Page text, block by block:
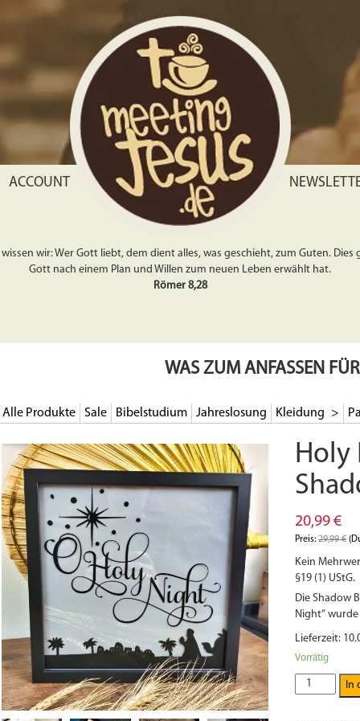
ACCOUNT
wissen wir: Wer Gott liebt, dem dient alles, was geschieht, zum Guten. Dies
Gott nach einem Plan und Willen zum neuen Leben erwählt hat.
Römer 8,28
WAS ZUM ANFASSEN
Alle Produkte Sale Bibelstudium Jahreslosung Kleidung
Holy
20,99 €
Preis: 29,99€
Kein
§19 (1) UStG.
Die Shadow
Night“
Lieferzeit:
Vorrätig
Holy
Night
In